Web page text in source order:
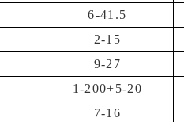
6-41.5
2-15
9-27
1-200+5-20
7-16